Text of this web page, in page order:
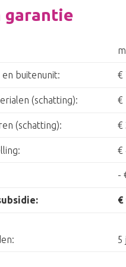
garantie
buitenunit: €
(schatting): €
(schatting): €
€
-
€
5